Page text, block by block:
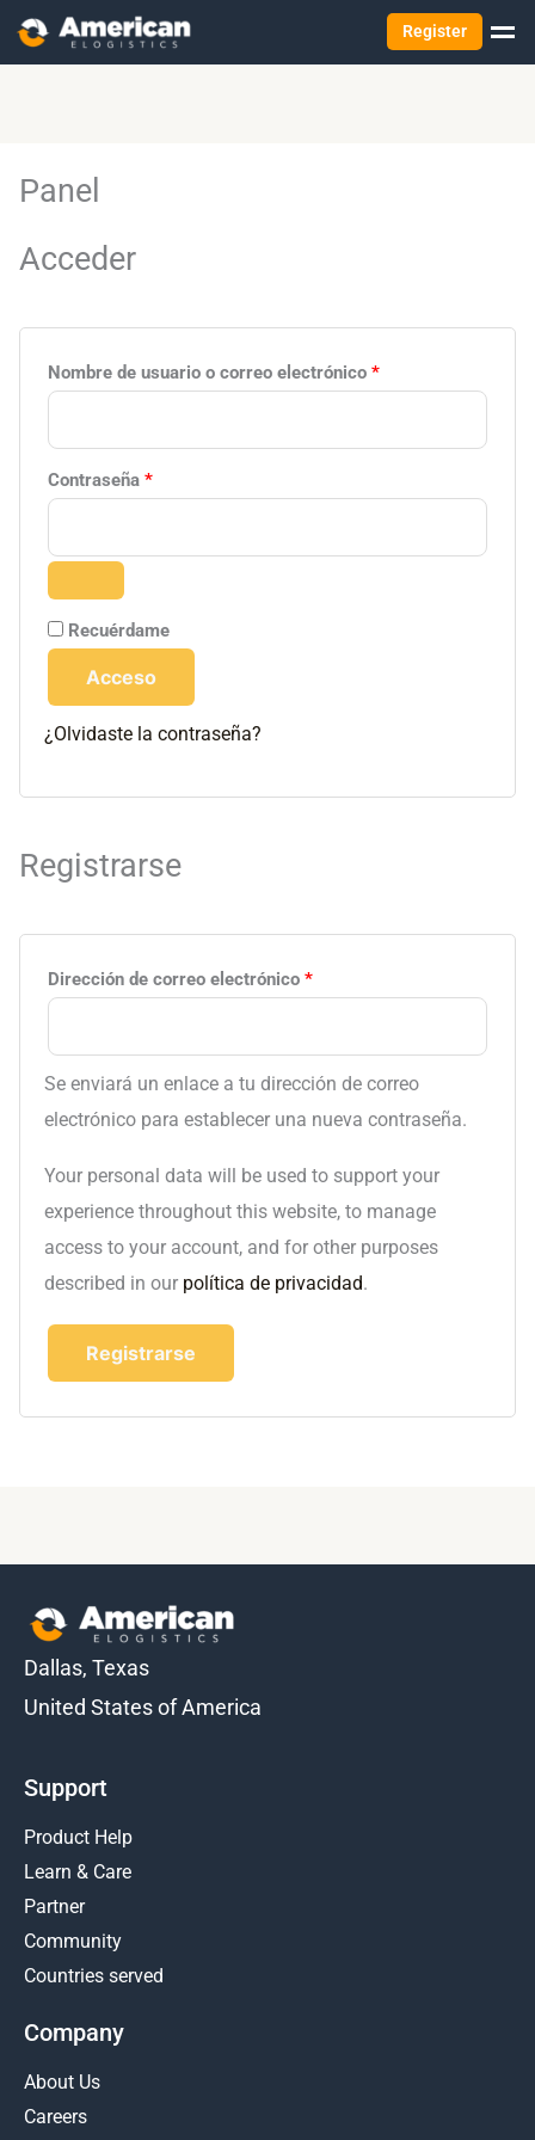
Register
Panel
Acceder
Nombre de usuario o correo electrónico*
Contraseña*
Recuérdame
Acceso
¿Olvidaste la contraseña?
Registrarse
Dirección de correo electrónico*
Se enviará un enlace a tu dirección de correo
electrónico para establecer una nueva contraseña.
Your personal data will be used to support your
experience throughout this website, to manage
access to your account, and for other purposes
described in our política de privacidad.
Registrarse
Dallas, Texas
United States of America
Support
Product Help
Learn & Care
Partner
Community
Countries served
Company
About Us
Careers